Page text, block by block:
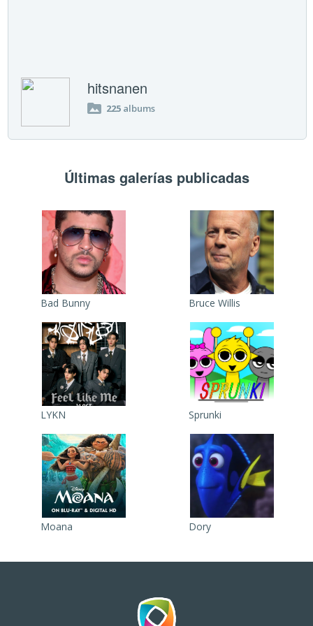
hitsnanen
225 albums
Últimas galerías publicadas
Bad Bunny Bruce Willis
LYKN Sprunki
Moana Dory